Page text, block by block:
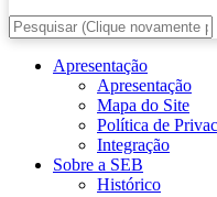
Apresentação
Apresentação
Mapa do Site
Política de
Integração
Sobre a SEB
Histórico